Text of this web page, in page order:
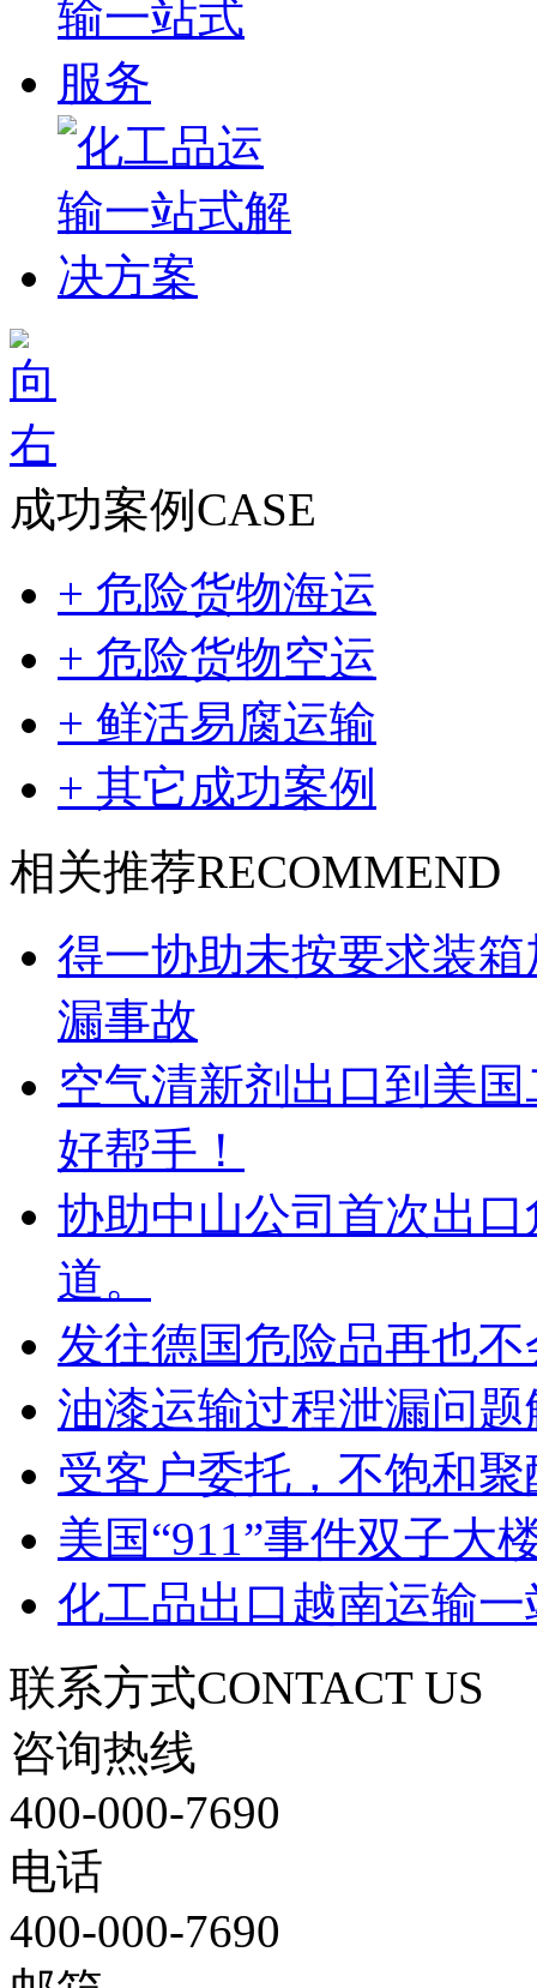
成功案例 CASE
+ 危险货物海运
+ 危险货物空运
+ 鲜活易腐运输
+ 其它成功案例
相关推荐RECOMMEND
得一协助未按要求装
漏事故
空气清新剂出口到美
好帮手！
协助中山公司首次出
道。
发往德国危险品再也
油漆运输过程泄漏问
受客户委托，不饱和
美国“911”事件双子大
化工品出口越南运输
联系方式CONTACT US
咨询热线
400-000-7690
电话
400-000-7690